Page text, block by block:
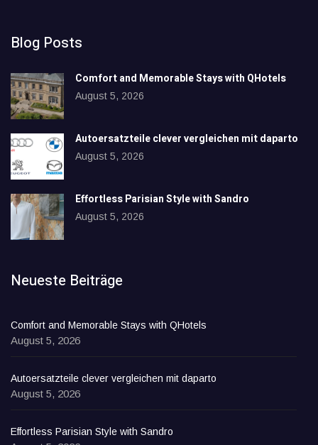
Blog Posts
Comfort and Memorable Stays with QHotels
August 5, 2026
Autoersatzteile clever vergleichen mit daparto
August 5, 2026
Effortless Parisian Style with Sandro
August 5, 2026
Neueste Beiträge
Comfort and Memorable Stays with QHotels
August 5, 2026
Autoersatzteile clever vergleichen mit daparto
August 5, 2026
Effortless Parisian Style with Sandro